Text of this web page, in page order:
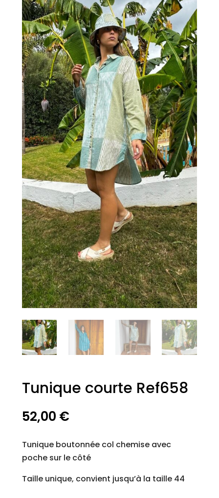
Tunique courte Ref658
52,00 €
Tunique boutonnée col chemise avec
poche sur le côté
Taille unique, convient jusqu’à la taille 44